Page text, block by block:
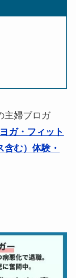
主婦ブロガ
ガ・フィット
む）体験・